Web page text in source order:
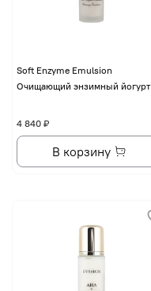
Soft Enzyme Emulsion
Очищающий энзимный йогурт
4 840 ₽
В корзину